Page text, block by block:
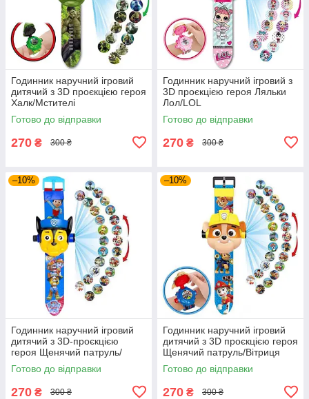
Годинник наручний ігровий
дитячий з 3D проєкцією героя
Халк/Мстителі
Готово до відправки
270 ₴ 300 ₴
Годинник наручний ігровий з
3D проєкцією героя Ляльки
Лол/LOL
Готово до відправки
270 ₴ 300 ₴
–10%
Годинник наручний ігровий
дитячий з 3D-проєкцією
героя Щенячий патруль/
Малюк Чейз
Готово до відправки
270 ₴ 300 ₴
–10%
Годинник наручний ігровий
дитячий з 3D проєкцією героя
Щенячий патруль/Вітриця
Готово до відправки
270 ₴ 300 ₴